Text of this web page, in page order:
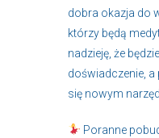
dobra okazja do
którzy będą
nadzieję, że
doświadczenie,
się nowym
Poranne